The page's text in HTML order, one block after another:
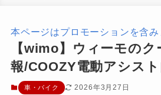
本ページはプロモーションを含み
【wimo】ウィーモのク
報/COOZY電動アシス
車・バイク 2026年3月27日